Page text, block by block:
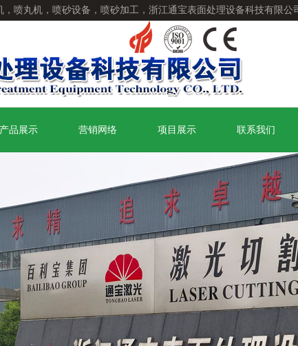
喷丸机，喷砂设备，喷砂加工，浙江通宝表面处理设备科技有限公
品展示 营销网络 项目展示 联系我们